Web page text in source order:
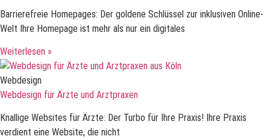
Barrierefreie Homepages: Der goldene Schlüssel zur inklusiven Online-
Welt Ihre Homepage ist mehr als nur ein digitales
Weiterlesen »
Webdesign
Webdesign für Ärzte und Arztpraxen
Knallige Websites für Ärzte: Der Turbo für Ihre Praxis! Ihre Praxis
verdient eine Website, die nicht